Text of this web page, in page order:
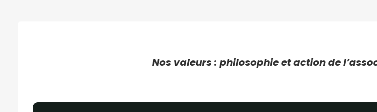
Nos valeurs : philosophie et action de